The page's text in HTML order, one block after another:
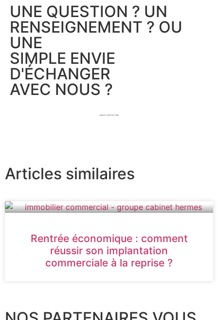
UNE QUESTION ? UN
RENSEIGNEMENT ? OU
UNE
SIMPLE ENVIE
D'ÉCHANGER
AVEC NOUS ?
NOUS CONTACTER
Rentrée économique : comment
réussir son implantation
commerciale à la reprise ?
Articles similaires